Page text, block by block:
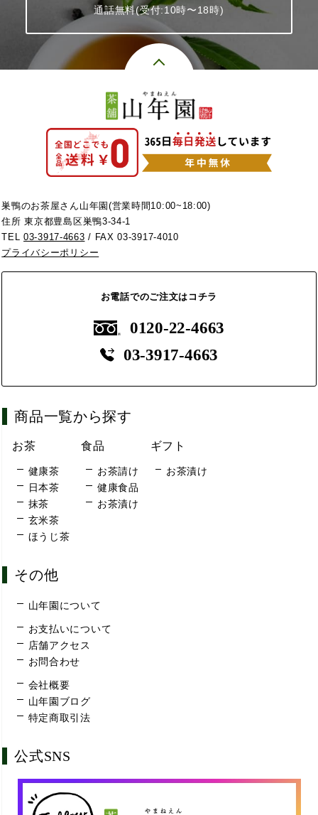
通話無料(受付:10時〜18時)
巣鴨のお茶屋さん山年園(営業時間10:00~18:00)
住所 東京都豊島区巣鴨3-34-1
TEL03-3917-4663 / FAX 03-3917-4010
プライバシーポリシー
お電話でのご注文はコチラ
0120-22-4663
03-3917-4663
商品一覧から探す
お茶
健康茶
日本茶
抹茶
玄米茶
ほうじ茶
食品
お茶請け
健康食品
お茶漬け
ギフト
お茶漬け
その他
山年園について
お支払いについて
店舗アクセス
お問合わせ
会社概要
山年園ブログ
特定商取引法
公式SNS